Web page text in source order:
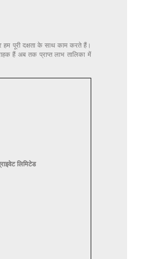
हम पूरी दक्षता के साथ काम करते हैं।
हैं अब तक प्राप्त लाभ तालिका में
लिमिटेड